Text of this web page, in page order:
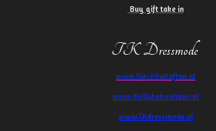
Buy gift take in
TK Dressmode
www.TakchitaKaftan.nl
www.djellababoutique.nl
www.TKdressmode.nl